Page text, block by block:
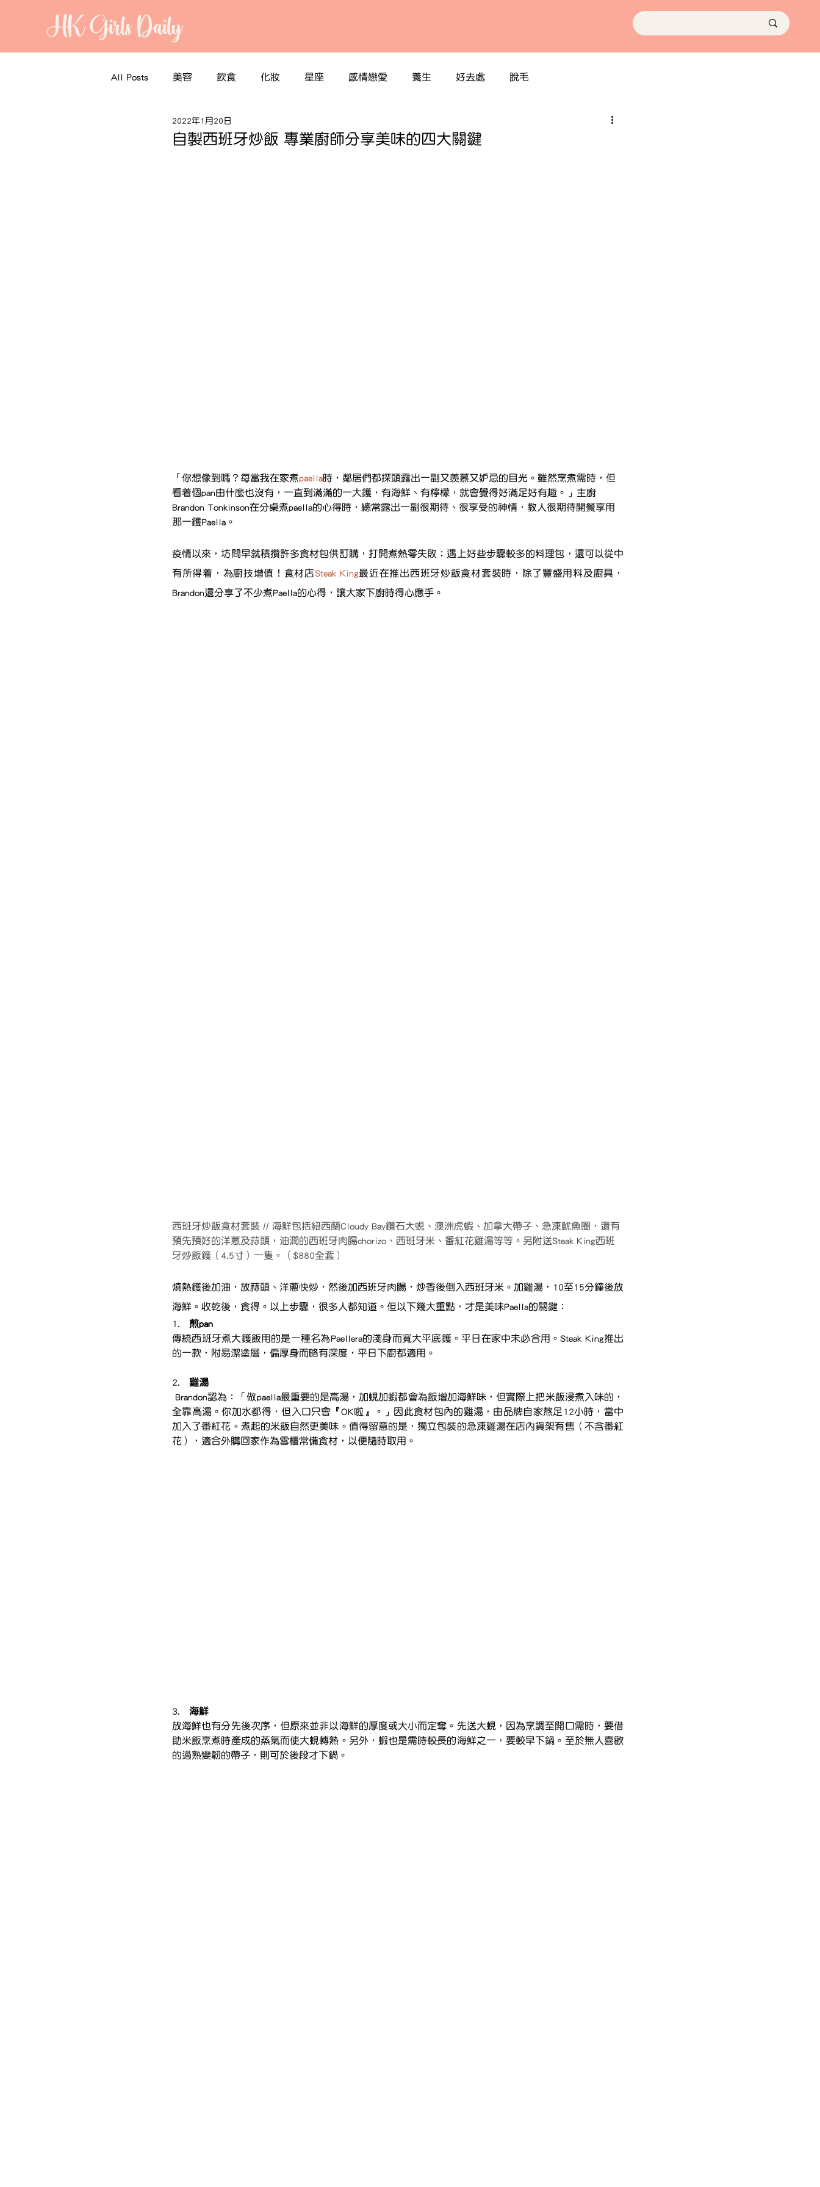
HK Girls Daily
All Posts 美容 飲食 化妝 星座 感情戀愛 養生 好去處 脫毛
自製西班牙炒飯 專業廚師分享美味的四大關鍵
2022年1月20日
「你想像到嗎？每當我在家煮paella時，鄰居們都探頭露出一副又羨慕又妒忌的目光。雖然烹煮需時，但
看着個pan由什麼也沒有，一直到滿滿的一大鑊，有海鮮、有檸檬，就會覺得好滿足好有趣。」主廚
Brandon Tonkinson在分桌煮paella的心得時，總常露出一副很期待、很享受的神情，教人很期待開餐享用
那一鑊Paella。
疫情以來，坊間早就積攢許多食材包供訂購，打開煮熱零失敗；遇上好些步驟較多的料理包，還可以從中
有所得着，為廚技增值！食材店Steak King最近在推出西班牙炒飯食材套裝時，除了豐盛用料及廚具，
Brandon還分享了不少煮Paella的心得，讓大家下廚時得心應手。
西班牙炒飯食材套裝 // 海鮮包括紐西蘭Cloudy Bay鑽石大蜆、澳洲虎蝦、加拿大帶子、急凍魷魚圈，還有
預先預好的洋蔥及蒜頭，油潤的西班牙肉腸chorizo、西班牙米、番紅花雞湯等等。另附送Steak King西班
牙炒飯鑊（4.5寸）一隻。（$880全套）
燒熱鑊後加油，放蒜頭、洋蔥快炒，然後加西班牙肉腸，炒香後倒入西班牙米。加雞湯，10至15分鐘後放
海鮮。收乾後，食得。以上步驟，很多人都知道。但以下幾大重點，才是美味Paella的關鍵：
1. 煎pan
傳統西班牙煮大鑊飯用的是一種名為Paellera的淺身而寬大平底鑊。平日在家中未必合用。Steak King推出
的一款，附易潔塗層，偏厚身而略有深度，平日下廚都適用。
2. 雞湯
全靠高湯。你加水都得，但入口只會『OK啦』。」因此食材包內的雞湯，由品牌自家熬足12小時，當中
加入了番紅花。煮起的米飯自然更美味。值得留意的是，獨立包裝的急凍雞湯在店內貨架有售（不含番紅
花），適合外購回家作為雪櫃常備食材，以便隨時取用。
3. 海鮮
放海鮮也有分先後次序，但原來並非以海鮮的厚度或大小而定奪。先送大蜆，因為烹調至開口需時，要借
助米飯烹煮時產成的蒸氣而使大蜆轉熟。另外，蝦也是需時較長的海鮮之一，要較早下鍋。至於無人喜歡
的過熟變韌的帶子，則可於後段才下鍋。